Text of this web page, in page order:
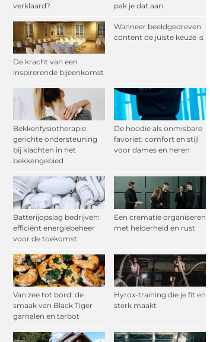
verklaard?
pak je dat aan
De kracht van een
inspirerende bijeenkomst
Wanneer beeldgedreven
content de juiste keuze is
Bekkenfysiotherapie:
gerichte ondersteuning
bij klachten in het
bekkengebied
De hoodie als onmisbare
favoriet: comfort en stijl
voor dames en heren
Batterijopslag bedrijven:
efficiënt energiebeheer
voor de toekomst
Een crematie organiseren
met helderheid en rust
Van zee tot bord: de
smaak van Black Tiger
garnalen en tarbot
Hyrox-training die je fit en
sterk maakt